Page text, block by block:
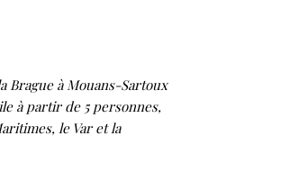
Brague à Mouans-Sartoux
à partir de 5 personnes,
le Var et la